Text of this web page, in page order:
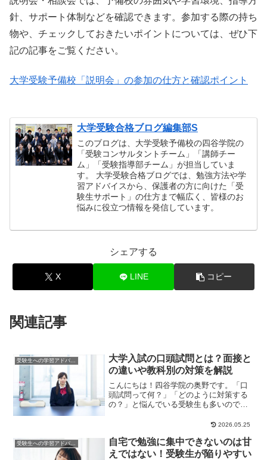
針、サポート体制などを確認できます。参加する際の持ち
物や、チェックしておきたいポイントについては、ぜひ下
記の記事をご覧ください。
大学受験予備校「説明会」の参加の仕方と確認ポイント
大学受験合格ブログ編集部S
このブログは、大学受験予備校の四谷学院の
「受験コンサルタントチーム」「講師チー
ム」「受験指導部チーム」が担当していま
す。 大学受験合格ブログでは、勉強方法や学
習アドバイスから、保護者の方に向けた「受
験生サポート」の仕方まで幅広く、皆様のお
悩みに役立つ情報を発信しています。
シェアする
X LINE コピー
関連記事
大学入試の口頭試問とは？面接と
の違いや教科別の対策を解説
こんにちは！四谷学院の奥野です。「口
頭試問って何？」「どのように対策する
の？」と悩んでいる受験生も多いのでは
2026.05.25
受験生への学習アドバイス
自宅で勉強に集中できないのは甘
えではない！受験生が陥りやすい